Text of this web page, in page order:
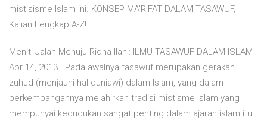
mistisisme Islam ini. KONSEP MA'RIFAT DALAM TASAWUF,
Kajian Lengkap A-Z!
Meniti Jalan Menuju Ridha Ilahi: ILMU TASAWUF DALAM ISLAM
Apr 14, 2013 · Pada awalnya tasawuf merupakan gerakan
zuhud (menjauhi hal duniawi) dalam Islam, yang dalam
perkembangannya melahirkan tradisi mistisme Islam yang
mempunyai kedudukan sangat penting dalam ajaran islam itu